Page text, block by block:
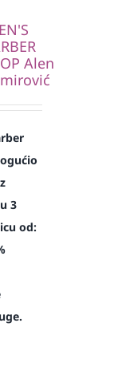
Alen
3
od: